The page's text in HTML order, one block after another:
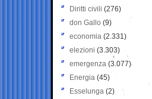
Diritti civili (276)
don Gallo (9)
economia (2.331)
elezioni (3.303)
emergenza (3.077)
Energia (45)
Esselunga (2)